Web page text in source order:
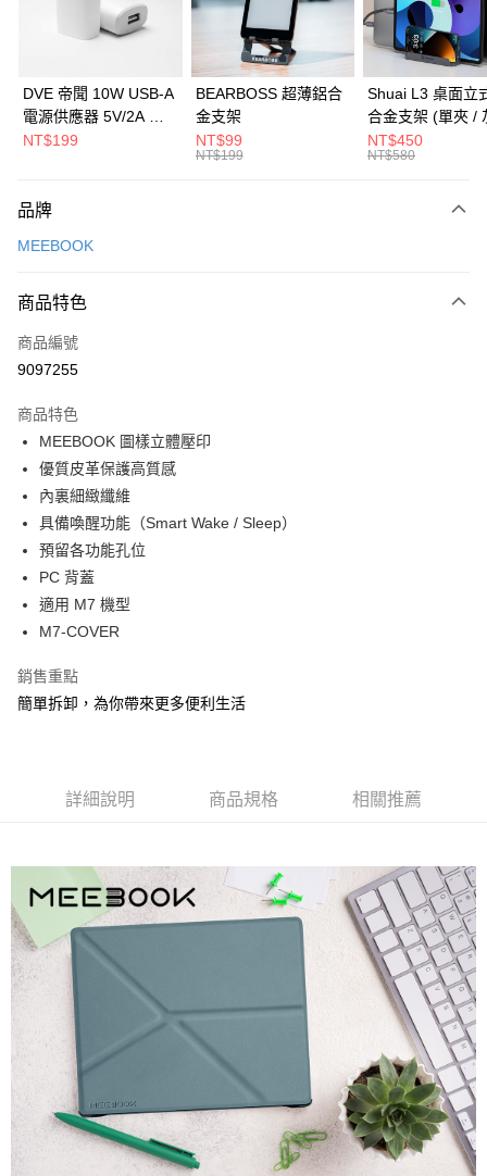
華南商業銀行
彰化商業銀行
上海商業儲蓄銀行
台北富邦商業銀行
兆豐國際商業銀行
臺灣中小企業銀行
台中商業銀行
匯豐（台灣）商業銀行
華泰商業銀行
聯邦商業銀行
元大商業銀行
台灣樂天信用卡公司
合作金庫商業銀行
第一商業銀行
彰化商業銀行
台北富邦商業銀行
國泰世華商業銀行
兆豐國際商業銀行
臺灣中小企業銀行
匯豐（台灣）商業銀行
玉山商業銀行
台灣樂天信用卡公司
街口支付
悠遊付
相關說明
1.本服務由台灣大哥大提供，台灣大哥大用戶可立即使用無須另外申請。
2.付款方式選擇「大哥付你分期」，訂單成立後會自動跳轉到大哥付的交易
3.實際核准額度、可分期數及費用金額請依後續交易確認頁面所載為準。
4.訂單成立30分鐘內，如未前往確認交易或遇審核未通過，訂單將自動取
消。如遇「轉專審核」未通過狀況，表示未達大哥付你分期系統評分，恕無
法說明評估內容。
【繳款方式說明】
1.分期款項不併入電信帳單，「大哥付你分期」於每月結算日後寄送繳費提
2.透過簡訊連結打開帳單後，可選擇「超商條碼／台灣大直營門市／銀行轉
帳／街口支付／iPASS MONEY」等通路繳費。
【注意事項】
1.本服務係由「台灣大哥大股份有限公司」（以下簡稱本公司）所提供，讓
買賣價金債權讓與本公司後，依約使用本公司帳單繳交帳款。
2.基於同意付款使用「大哥付你分期」之契約關係目的，商店將以您的個人
資料（包含姓名、電話或地址）提供予台灣大哥大進項蒐集、處理及利用，
ATM付款
貨到付款
7-11取貨(快速到店)
每筆NT$100，滿NT$1,000(含以上)免運費
每筆NT$80，滿NT$490(含以上)免運費
離島郵局
每筆NT$100，滿NT$1,500(含以上)免運費
付款後門市自取
免運費
DVE 帝聞 10W USB-A
電源供應器 5V/2A 充
電頭 (適用閱讀器、小
NT$199
BEARBOSS 超薄鋁合
金支架
NT$99
NT$199
Shuai L3 桌面立
合金支架 (單夾 /
NT$450
NT$580
品牌
MEEBOOK
商品特色
商品編號
9097255
商品特色
MEEBOOK 圖樣立體壓印
優質皮革保護高質感
內裏細緻纖維
具備喚醒功能（Smart Wake / Sleep）
預留各功能孔位
PC 背蓋
適用 M7 機型
M7-COVER
銷售重點
簡單拆卸，為你帶來更多便利生活
詳細說明 商品規格 相關推薦